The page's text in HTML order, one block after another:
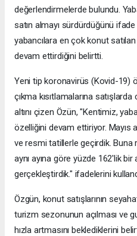
değerlendirmelerde bulundu.
satın almayı sürdürdüğünü
yabancılara en çok konut satılan
devam ettirdiğini belirtti.
Yeni tip koronavirüs (Kovid-19)
çıkma kısıtlamalarına satışlarda
altını çizen Özün, "Kentimiz,
özelliğini devam ettiriyor. Mayıs
ve resmi tatillerle geçirdik. Buna
aynı ayına göre yüzde 162'lik bir
gerçekleştirdik." ifadelerini
Özgün, konut satışlarının
turizm sezonunun açılması ve
hızla artmasını beklediklerini